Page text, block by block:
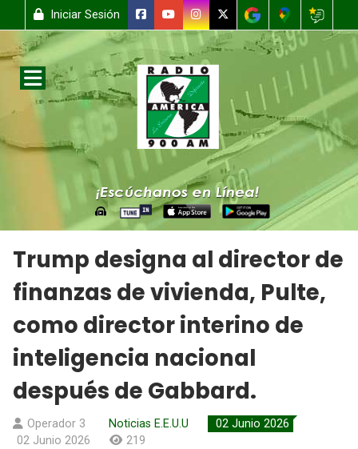
Iniciar Sesión
Trump designa al director de
finanzas de vivienda, Pulte,
como director interino de
inteligencia nacional
después de Gabbard.
Operador 3 Noticias E.E.U.U
02 Junio 2026
02 Junio 2026
219